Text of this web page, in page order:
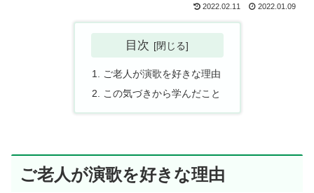
2022.02.11 2022.01.09
目次
ご老人が演歌を好きな理由
この気づきから学んだこと
ご老人が演歌を好きな理由